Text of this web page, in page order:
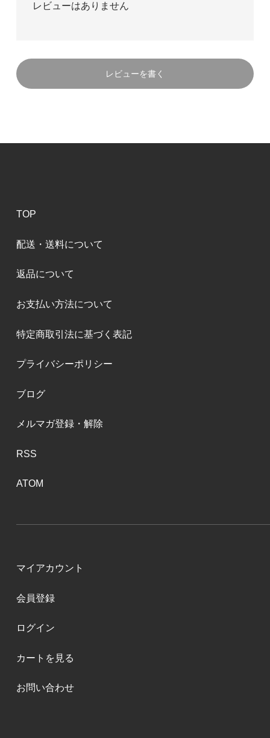
レビューはありません
レビューを書く
TOP
配送・送料について
返品について
お支払い方法について
特定商取引法に基づく表記
プライバシーポリシー
ブログ
メルマガ登録・解除
RSS
ATOM
マイアカウント
会員登録
ログイン
カートを見る
お問い合わせ